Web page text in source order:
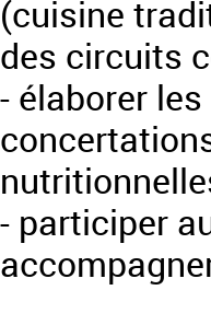
(cuisine
des circuits
- élaborer
- participer